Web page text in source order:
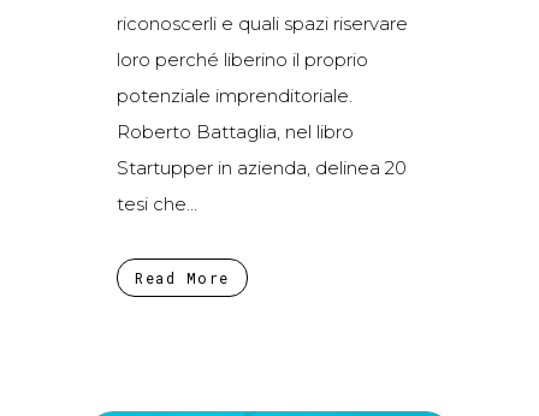
riconoscerli e quali spazi riservare
loro perché liberino il proprio
potenziale imprenditoriale.
Roberto Battaglia, nel libro
Startupper in azienda, delinea 20
tesi che...
Read More